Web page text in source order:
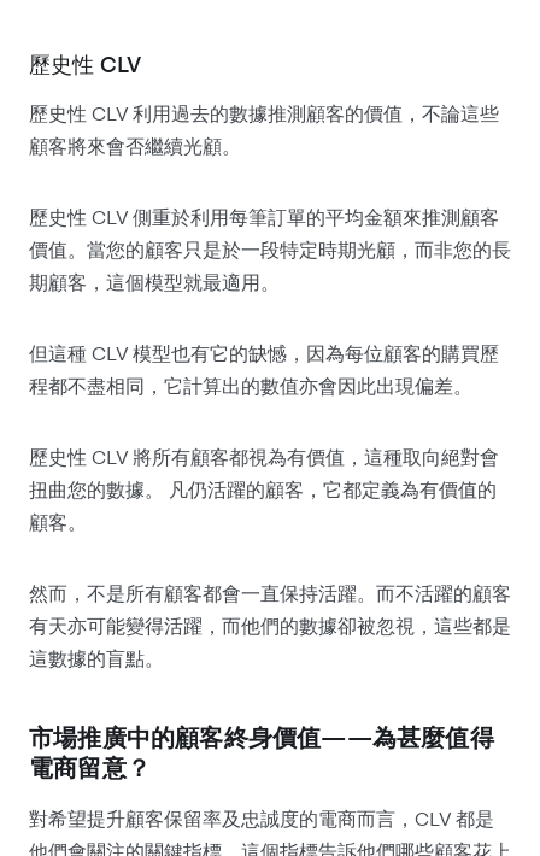
歷史性 CLV
歷史性 CLV 利用過去的數據推測顧客的價值，不論這些
顧客將來會否繼續光顧。
歷史性 CLV 側重於利用每筆訂單的平均金額來推測顧客
價值。當您的顧客只是於一段特定時期光顧，而非您的長
期顧客，這個模型就最適用。
但這種 CLV 模型也有它的缺憾，因為每位顧客的購買歷
程都不盡相同，它計算出的數值亦會因此出現偏差。
歷史性 CLV 將所有顧客都視為有價值，這種取向絕對會
扭曲您的數據。 凡仍活躍的顧客，它都定義為有價值的
顧客。
然而，不是所有顧客都會一直保持活躍。而不活躍的顧客
有天亦可能變得活躍，而他們的數據卻被忽視，這些都是
這數據的盲點。
市場推廣中的顧客終身價值——為甚麼值得
電商留意？
對希望提升顧客保留率及忠誠度的電商而言，CLV 都是
他們會關注的關鍵指標。這個指標告訴他們哪些顧客花上